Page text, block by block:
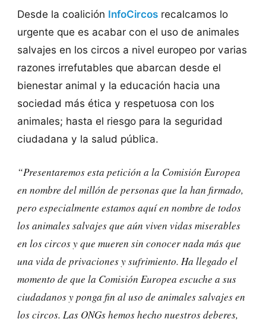
Desde la coalición InfoCircosrecalcamos lo
urgente que es acabar con el uso de animales
salvajes en los circos a nivel europeo por varias
razones irrefutables que abarcan desde el
bienestar animal y la educación hacia una
sociedad más ética y respetuosa con los
animales; hasta el riesgo para la seguridad
ciudadana y la salud pública.
“Presentaremos esta petición a la Comisión Europea
en nombre del millón de personas que la han firmado,
pero especialmente estamos aquí en nombre de todos
los animales salvajes que aún viven vidas miserables
en los circos y que mueren sin conocer nada más que
una vida de privaciones y sufrimiento. Ha llegado el
momento de que la Comisión Europea escuche a sus
ciudadanos y ponga fin al uso de animales salvajes en
los circos. Las ONGs hemos hecho nuestros deberes,